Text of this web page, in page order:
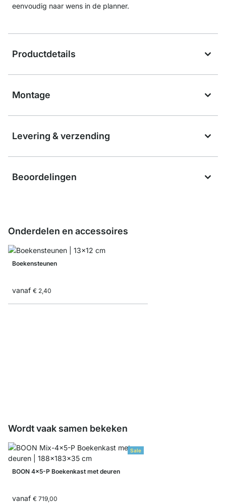
eenvoudig naar wens in de planner.
Productdetails
Montage
Levering & verzending
Beoordelingen
Onderdelen en accessoires
Boekensteunen
vanaf € 2,40
Wordt vaak samen bekeken
Sale
BOON 4x5-P Boekenkast met deuren
vanaf € 719,00